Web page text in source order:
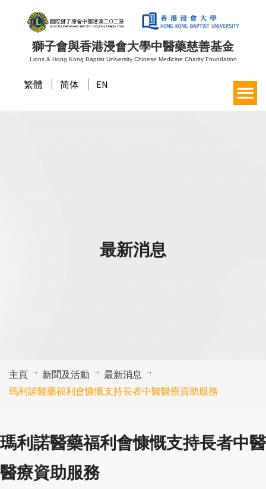
獅子會與香港浸會大學中醫藥慈善基金
Lions & Hong Kong Baptist University Chinese Medicine Charity Foundation
繁體 简体 EN
最新消息
主頁 新聞及活動
最新消息
瑪利諾醫藥福利會慷慨支持長者中醫醫療資助服務
瑪利諾醫藥福利會慷慨支持長者中醫
醫療資助服務